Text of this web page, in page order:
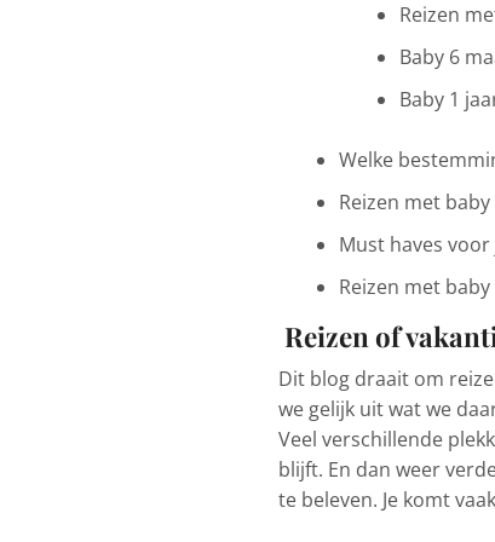
Reizen
Baby 6
Baby 1
Welke
Reizen met
Must haves
Reizen met
Reizen of
Dit blog draait om
we gelijk uit wat we
Veel verschillende
blijft. En dan weer
te beleven. Je komt